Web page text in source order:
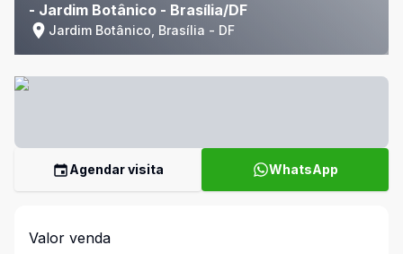
- Jardim Botânico - Brasília/DF
Jardim Botânico, Brasília - DF
Agendar visita WhatsApp
Valor venda